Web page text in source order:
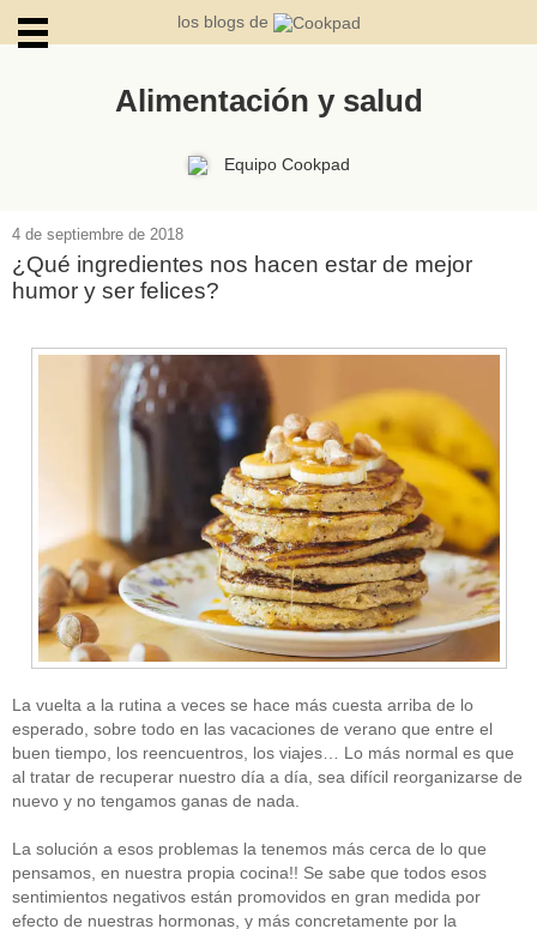
los blogs de
Alimentación y salud
Equipo Cookpad
4 de septiembre de 2018
¿Qué ingredientes nos hacen estar de mejor
humor y ser felices?
La vuelta a la rutina a veces se hace más cuesta arriba de lo
esperado, sobre todo en las vacaciones de verano que entre el
buen tiempo, los reencuentros, los viajes… Lo más normal es que
al tratar de recuperar nuestro día a día, sea difícil reorganizarse de
nuevo y no tengamos ganas de nada.
La solución a esos problemas la tenemos más cerca de lo que
pensamos, en nuestra propia cocina!! Se sabe que todos esos
sentimientos negativos están promovidos en gran medida por
efecto de nuestras hormonas, y más concretamente por la